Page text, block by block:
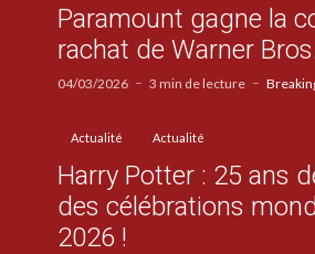
Paramount gagne la
rachat de Warner Bros.
04/03/2026 3 min de lecture
Actualité Actualité
Harry Potter : 25 ans
des célébrations
2026 !